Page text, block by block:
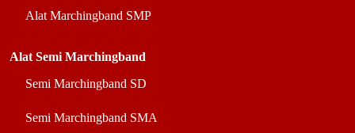
Alat Marchingband SMP
Alat Semi Marchingband
Semi Marchingband SD
Semi Marchingband SMA